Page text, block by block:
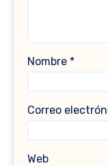
Nombre *
Correo
Web